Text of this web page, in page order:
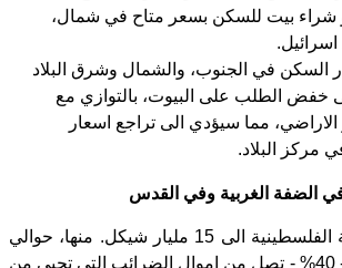
شراء بيت للسكن بسعر متاح في شمال،
السكن في الجنوب، والشمال وشرق البلاد
الطلب على البيوت، بالتوازي مع
مما سيؤدي الى تراجع اسعار
مركز البلاد.
الضفة الغربية وفي القدس
تصل ميزانية السلطة الفلسطينية الى 15 مليار شيكل. منها، حوالي
ستة مليارات شيكل - 40% - تصل من اموال الضرائب التي تجبى من